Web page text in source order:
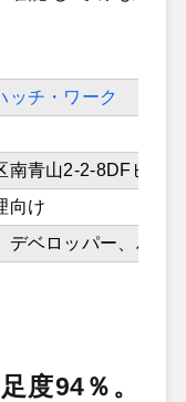
ッチ・ワーク
南青山2-2-8DFビル
向け
デベロッパー、ハウ
度94％。